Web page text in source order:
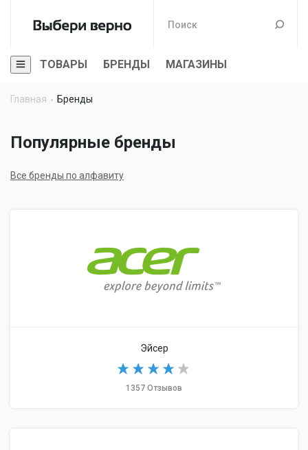
ТОВАРЫ БРЕНДЫ МАГАЗИНЫ
Главная Бренды
Популярные бренды
Все бренды по алфавиту
Эйсер
1357 Отзывов